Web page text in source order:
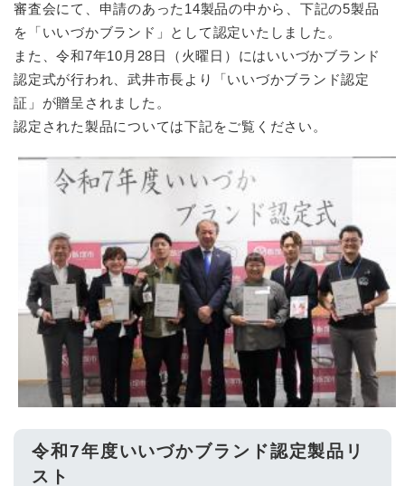
審査会にて、申請のあった14製品の中から、下記の5製品
を「いいづかブランド」として認定いたしました。
また、令和7年10月28日（火曜日）にはいいづかブランド
認定式が行われ、武井市長より「いいづかブランド認定
証」が贈呈されました。
認定された製品については下記をご覧ください。
令和7年度いいづかブランド認定製品リ
スト